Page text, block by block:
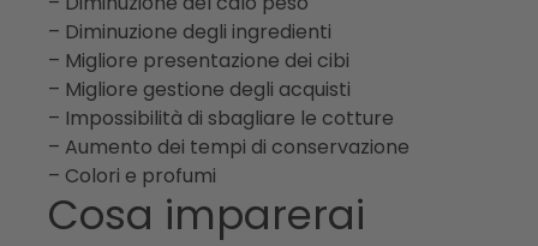
– Diminuzione degli ingredienti
– Migliore presentazione dei cibi
– Migliore gestione degli acquisti
– Impossibilità di sbagliare le cotture
– Aumento dei tempi di conservazione
– Colori e profumi
Cosa imparerai